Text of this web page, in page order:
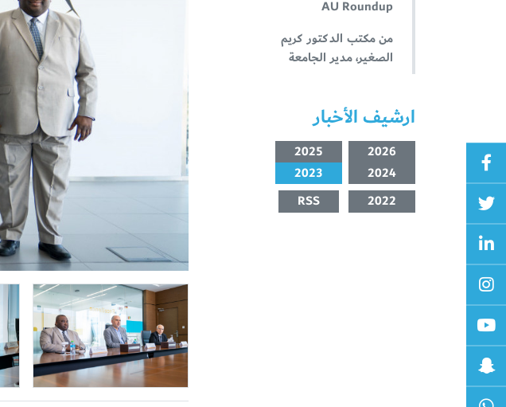
AU Roundup
من مكتب الدكتور كريم
الصغير، مدير الجامعة
ارشيف الأخبار
2026
2025
2024
2023
2022
RSS